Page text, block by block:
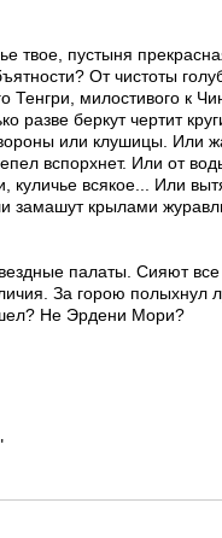
твое, пустыня
От чистоты
Тенгри, милостивого к
разве беркут чертит
или клушицы. Или
вспорхнет. Или от
куличье всякое... Или
замашут крылами
палаты. Сияют все
За горою полыхнул
Не Эрдени Мори?